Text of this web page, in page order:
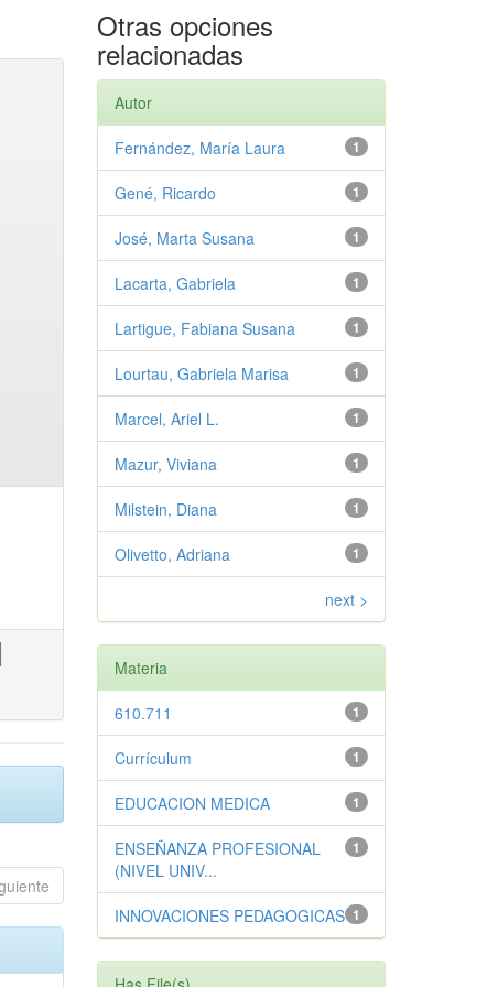
Otras opciones
relacionadas
Autor
1
Fernández, María Laura
1
Gené, Ricardo
1
José, Marta Susana
1
Lacarta, Gabriela
1
Lartigue, Fabiana Susana
1
Lourtau, Gabriela Marisa
1
Marcel, Ariel L.
1
Mazur, Viviana
1
Milstein, Diana
1
Olivetto, Adriana
next >
Materia
1
610.711
1
Currículum
1
EDUCACION MEDICA
1
ENSEÑANZA PROFESIONAL
(NIVEL UNIV...
1
INNOVACIONES PEDAGOGICAS